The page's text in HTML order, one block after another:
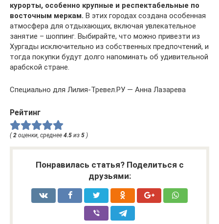
курорты, особенно крупные и респектабельные по
восточным меркам. В этих городах создана особенная
атмосфера для отдыхающих, включая увлекательное
занятие – шоппинг. Выбирайте, что можно привезти из
Хургады исключительно из собственных предпочтений, и
тогда покупки будут долго напоминать об удивительной
арабской стране.
Специально для Лилия-Тревел.РУ — Анна Лазарева
Рейтинг
( 2 оценки, среднее 4.5 из 5 )
Понравилась статья? Поделиться с
друзьями: